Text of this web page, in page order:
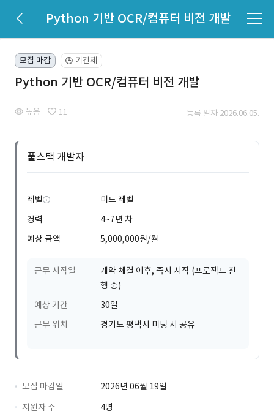
Python 기반 OCR/컴퓨터 비전 개발
모집 마감 🕒 기간제
Python 기반 OCR/컴퓨터 비전 개발
높음 11 등록 일자 2026.06.05.
풀스택 개발자
레벨
미드 레벨
경력
4~7년 차
예상 금액
5,000,000원/월
근무 시작일
계약 체결 이후, 즉시 시작 (프로젝트 진
행 중)
예상 기간
30일
근무 위치
경기도 평택시 미팅 시 공유
모집 마감일
2026년 06월 19일
지원자 수
4명